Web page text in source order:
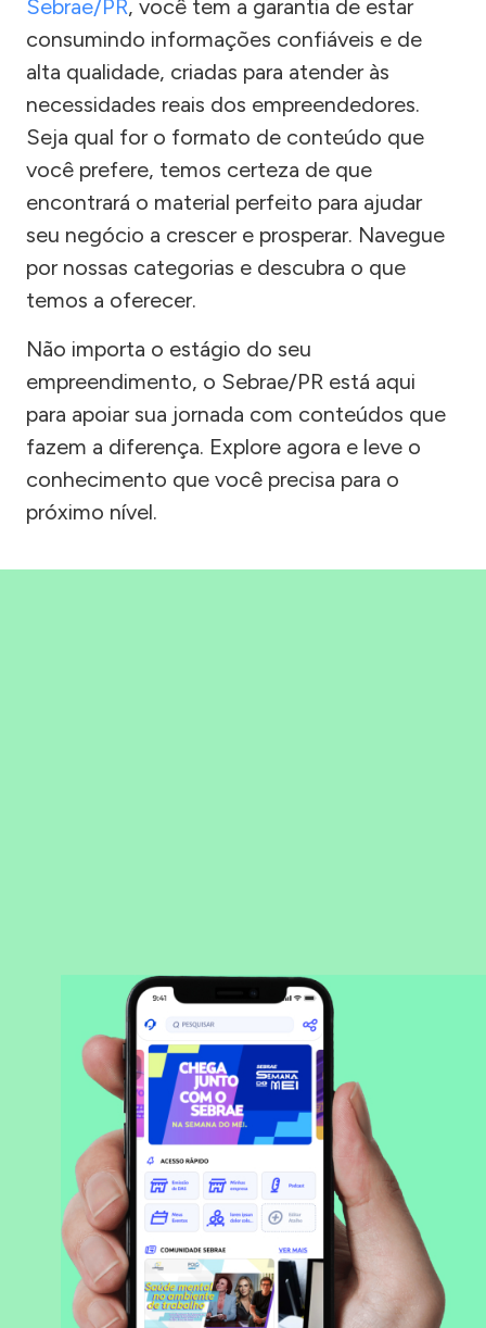
Sebrae/PR, você tem a garantia de estar
consumindo informações confiáveis e de
alta qualidade, criadas para atender às
necessidades reais dos empreendedores.
Seja qual for o formato de conteúdo que
você prefere, temos certeza de que
encontrará o material perfeito para ajudar
seu negócio a crescer e prosperar. Navegue
por nossas categorias e descubra o que
temos a oferecer.
Não importa o estágio do seu
empreendimento, o Sebrae/PR está aqui
para apoiar sua jornada com conteúdos que
fazem a diferença. Explore agora e leve o
conhecimento que você precisa para o
próximo nível.